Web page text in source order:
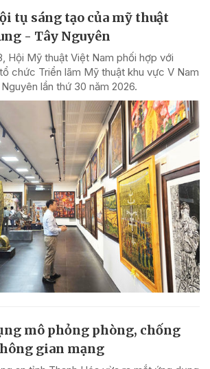
tụ sáng tạo của mỹ thuật
- Tây Nguyên
Hội Mỹ thuật Việt Nam phối hợp với
chức Triển lãm Mỹ thuật khu vực V Nam
lần thứ 30 năm 2026.
mô phỏng phòng, chống
gian mạng